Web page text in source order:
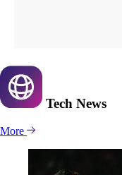
Tech News
More